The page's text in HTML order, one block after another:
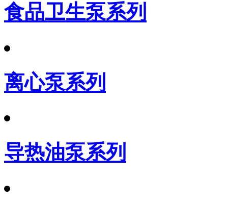
食品卫生泵系列
离心泵系列
导热油泵系列